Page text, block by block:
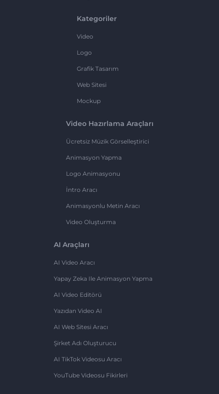
Kategoriler
Video
Logo
Grafik Tasarım
Web Sitesi
Mockup
Video Hazırlama Araçları
Ücretsiz Müzik Görselleştirici
Animasyon Yapma
Logo Animasyonu
İntro Aracı
Animasyonlu Metin Aracı
Video Oluşturma
AI Araçları
AI Video Aracı
Yapay Zeka Ile Animasyon Yapma
AI Video Editörü
Yazıdan Video AI
AI Web Sitesi Aracı
Şirket Adı Oluşturucu
AI TikTok Videosu Aracı
YouTube Videosu Fikirleri